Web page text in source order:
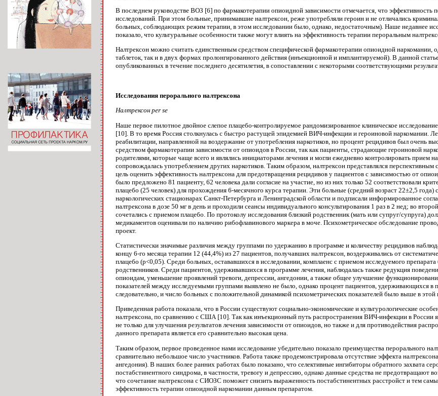
В последнем руководстве ВОЗ [6] по фармакоте­рапии опиоидной зависимости отмечается, что эф­фективность
исследований. При этом больные, принимавшие налтрексон, реже употребляли героин и не отличались
больных, соблюдающих режим терапии, в этом исследовании было, однако, недо­статочным). Наше недавнее
показало, что культуральные особен­ности также могут влиять на эффективность тера­пии пероральным
Налтрексон можно считать единственным сред­ством специфической фармакотерапии опиоидной
таблеток, так и в двух формах пролонгированного действия (инъекционной и имплантируемой). В данной
опубликованных в течение последне­го десятилетия, в сопоставлении с некоторыми соот­ветствующими
Исследования перорального налтрексона
Налтрексон per se
Наше первое пилотное двойное слепое плацебо-контролируемое рандомизированное клиническое
[10]. В то время Россия столкнулась с быстро растущей эпидемией ВИЧ-инфекции и героиновой наркома­нии.
реабилитации, на­правленной на воздержание от употребления нарко­тиков, но процент рецидивов был
средством фармакотерапии за­висимости от опиоидов в России, так как пациенты, страдающие героиновой
родителями, которые чаще всего и являлись ини­циаторами лечения и могли ежедневно контролиро­вать прием
сопровожда­лась употреблением других наркотиков. Таким об­разом, налтрексон представлялся
цель оценить эф­фективность налтрексона для предотвращения ре­цидивов у пациентов с зависимостью от
было предложено 81 пациенту, 62 человека дали согласие на участие, но из них только 52 соответствовали
плацебо (25 человек) для про­хождения 6-месячного курса терапии. Эти больные (средний возраст 22±2,5
наркологических стационарах Санкт-Петербурга и Ленинградской области и подписали информиро­ванное
налтрексона в дозе 50 мг в день и проходили сеансы индиви­дуального консультирования 1 раз в 2 нед; во
сочетались с приемом плацебо. По протоколу исследования близкий род­ственник (мать или супруг/супруга)
медикаментов оценивали по на­личию рибофлавинового маркера в моче. Психоме­трическое обследование
проект.
Статистически значимые различия между груп­пами по удержанию в программе и количеству реци­дивов
концу 6-го месяца терапии 12 (44,4%) из 27 пациентов, по­лучавших налтрексон, воздерживались от
плацебо (p<0,05). Среди больных, остававшихся в исследовании, комплаенс с приемом исследуемого
родственников. Среди паци­ентов, удерживавшихся в программе лечения, на­блюдалась также редукция
опиоидам, уменьшение проявле­ний тревоги, депрессии, ангедонии, а также общее улучшение
показателей между исследуемыми группами выяв­лено не было, однако процент пациентов, удержи­вающихся
следова­тельно, и число больных с положительной динами­кой психометрических показателей было выше в этой
Приведенная работа показала, что в России су­ществуют социально-экономические и культуроло­гические
налтрексона, по сравнению с США [10]. Так как инъекционный путь распространения ВИЧ-инфекции в России
не только для улучшения результатов лечения зависимости от опиоидов, но также и для противо­действия
данного препарата является его сравнительно высо­кая цена.
Таким образом, первое проведенное нами ис­следование убедительно показало преимущества перорального
срав­нительно небольшое число участников. Работа так­же продемонстрировала отсутствие эффекта
ангедония). В наших более ранних работах было показано, что селективные ингибиторы обратного захвата
постабстинентного синдро­ма, в частности, тревогу и депрессию, однако дан­ные средства не предотвращают
что сочетание налтрексона с СИОЗС поможет снизить выраженность постабсти­нентных расстройст и тем
эффективность терапии опиоидной наркома­нии данным препаратом.